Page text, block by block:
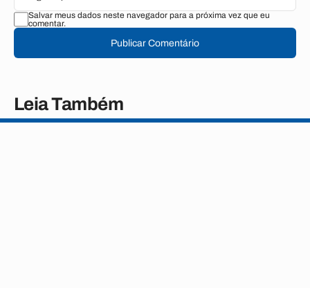
Salvar meus dados neste navegador para a próxima vez que eu
comentar.
Publicar Comentário
Leia Também